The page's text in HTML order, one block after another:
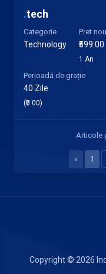
.tech
Categorie
Technology
Pret nou
₹599.00
1 An
Perioadă de grație
40 Zile
(₹0.00)
« 1
Articole
Copyright © 2026